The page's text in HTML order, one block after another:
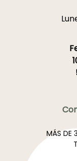
MÁS DE